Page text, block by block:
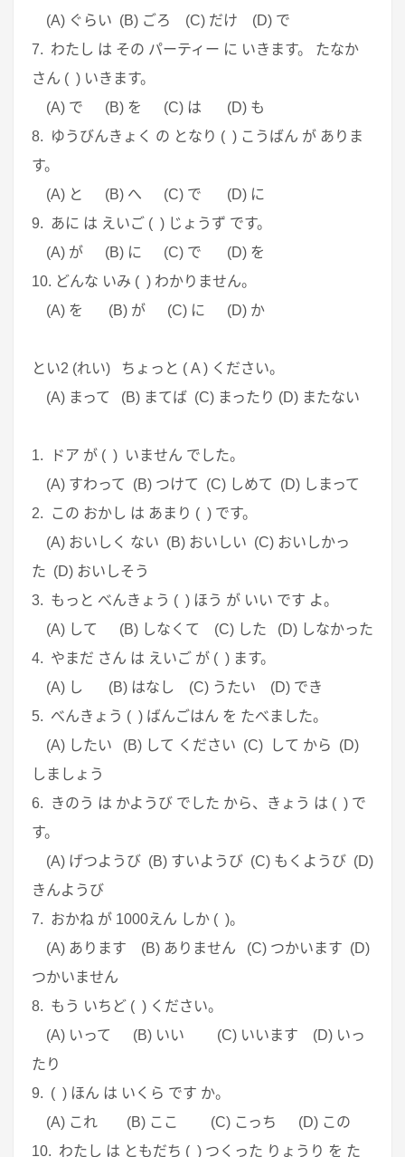
(A) ぐらい (B) ごろ (C) だけ (D) で
7. わたし は その パーティー に いきます。 たなか
さん ( ) いきます。
(A) で (B) を (C) は (D) も
8. ゆうびんきょく の となり ( ) こうばん が ありま
す。
(A) と (B) へ (C) で (D) に
9. あに は えいご ( ) じょうず です。
(A) が (B) に (C) で (D) を
10. どんな いみ ( ) わかりません。
(A) を (B) が (C) に (D) か
とい2 (れい) ちょっと ( A ) ください。
(A) まって (B) まてば (C) まったり (D) またない
1. ドア が ( ) いません でした。
(A) すわって (B) つけて (C) しめて (D) しまって
2. この おかし は あまり ( ) です。
(A) おいしく ない (B) おいしい (C) おいしかっ
た (D) おいしそう
3. もっと べんきょう ( ) ほう が いい です よ。
(A) して (B) しなくて (C) した (D) しなかった
4. やまだ さん は えいご が ( ) ます。
(A) し (B) はなし (C) うたい (D) でき
5. べんきょう ( ) ばんごはん を たべました。
(A) したい (B) して ください (C) して から (D)
しましょう
6. きのう は かようび でした から、きょう は ( ) で
す。
(A) げつようび (B) すいようび (C) もくようび (D)
きんようび
7. おかね が 1000えん しか ( )。
(A) あります (B) ありません (C) つかいます (D)
つかいません
8. もう いちど ( ) ください。
(A) いって (B) いい (C) いいます (D) いっ
たり
9. ( ) ほん は いくら です か。
(A) これ (B) ここ (C) こっち (D) この
10. わたし は ともだち ( ) つくった りょうり を た